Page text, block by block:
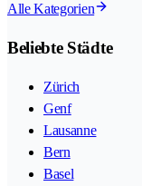
Alle Kategorien
Beliebte Städte
Zürich
Genf
Lausanne
Bern
Basel